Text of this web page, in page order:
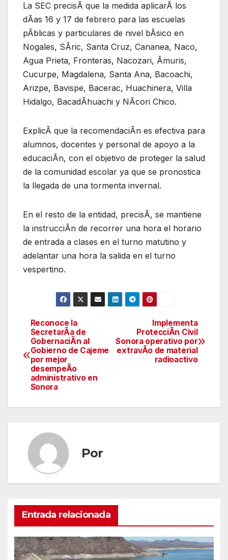
La SEC precisÃ que la medida aplicarÃ los
dÃas 16 y 17 de febrero para las escuelas
pÃblicas y particulares de nivel bÃsico en
Nogales, SÃric, Santa Cruz, Cananea, Naco,
Agua Prieta, Fronteras, Nacozari, Ãmuris,
Cucurpe, Magdalena, Santa Ana, Bacoachi,
Arizpe, Bavispe, Bacerac, Huachinera, Villa
Hidalgo, BacadÃhuachi y NÃcori Chico.
ExplicÃ que la recomendaciÃn es efectiva para
alumnos, docentes y personal de apoyo a la
educaciÃn, con el objetivo de proteger la salud
de la comunidad escolar ya que se pronostica
la llegada de una tormenta invernal.
En el resto de la entidad, precisÃ, se mantiene
la instrucciÃn de recorrer una hora el horario
de entrada a clases en el turno matutino y
adelantar una hora la salida en el turno
vespertino.
Navegación
de
entradas
Implementa
ProtecciÃn Civil
Sonora operativo por
extravÃo de material
radioactivo
Reconoce la
SecretarÃa de
GobernaciÃn al
Gobierno de Cajeme
por mejor
desempeÃo
administrativo en
Sonora
Por
Entrada relacionada